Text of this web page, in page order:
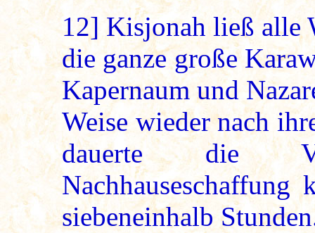
12] Kisjonah ließ alle
die ganze große
Kapernaum und
Weise wieder nach
dauerte die
siebeneinhalb